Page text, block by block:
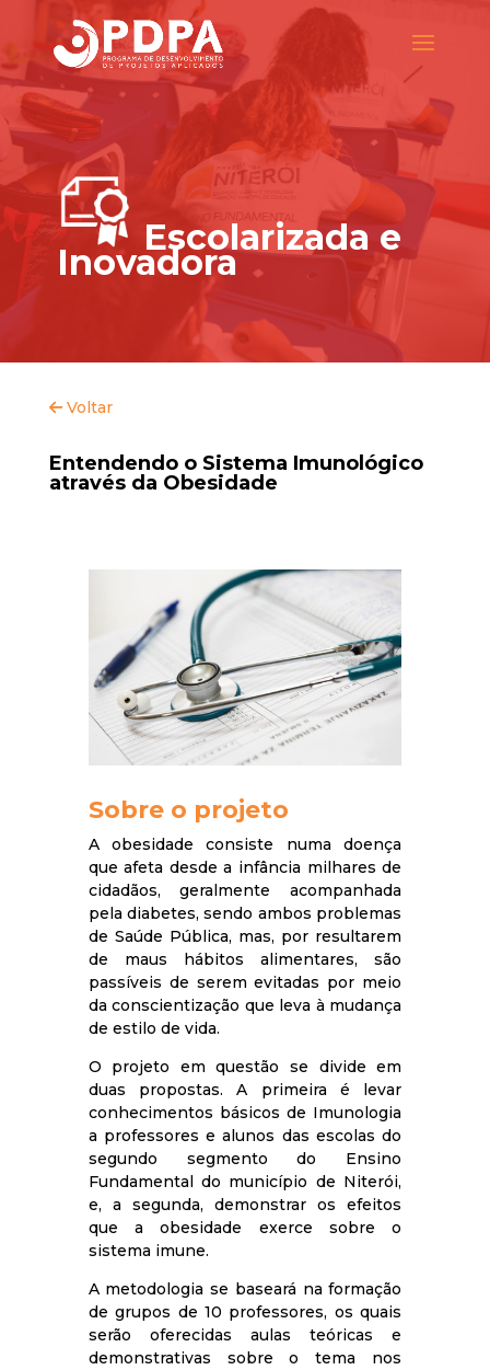
Escolarizada e
Inovadora
Voltar
Entendendo o Sistema Imunológico
através da Obesidade
Sobre o projeto
A obesidade consiste numa doença
que afeta desde a infância milhares de
cidadãos, geralmente acompanhada
pela diabetes, sendo ambos problemas
de Saúde Pública, mas, por resultarem
de maus hábitos alimentares, são
passíveis de serem evitadas por meio
da conscientização que leva à mudança
de estilo de vida.
O projeto em questão se divide em
duas propostas. A primeira é levar
conhecimentos básicos de Imunologia
a professores e alunos das escolas do
segundo segmento do Ensino
Fundamental do município de Niterói,
e, a segunda, demonstrar os efeitos
que a obesidade exerce sobre o
sistema imune.
A metodologia se baseará na formação
de grupos de 10 professores, os quais
serão oferecidas aulas teóricas e
demonstrativas sobre o tema nos